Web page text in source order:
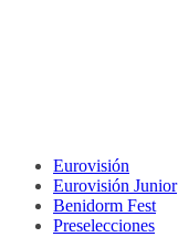
Eurovisión
Eurovisión Junior
Benidorm Fest
Preselecciones